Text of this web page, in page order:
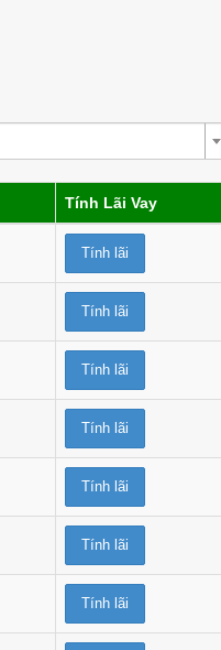
Tính Lãi Vay
Tính lãi
Tính lãi
Tính lãi
Tính lãi
Tính lãi
Tính lãi
Tính lãi